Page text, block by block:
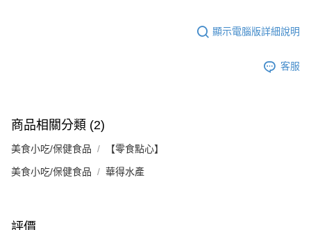
顯示電腦版詳細說明
客服
商品相關分類 (2)
美食小吃/保健食品 【零食點心】
美食小吃/保健食品 華得水產
評價